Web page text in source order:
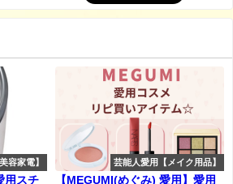
容家電】
用スチ
芸能人愛用【メイク用品】
【MEGUMI(めぐみ) 愛用】愛用